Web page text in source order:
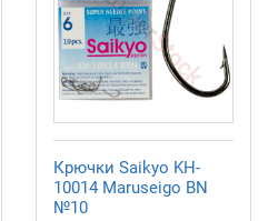
Крючки Saikyo KH-
10014 Maruseigo BN
№10